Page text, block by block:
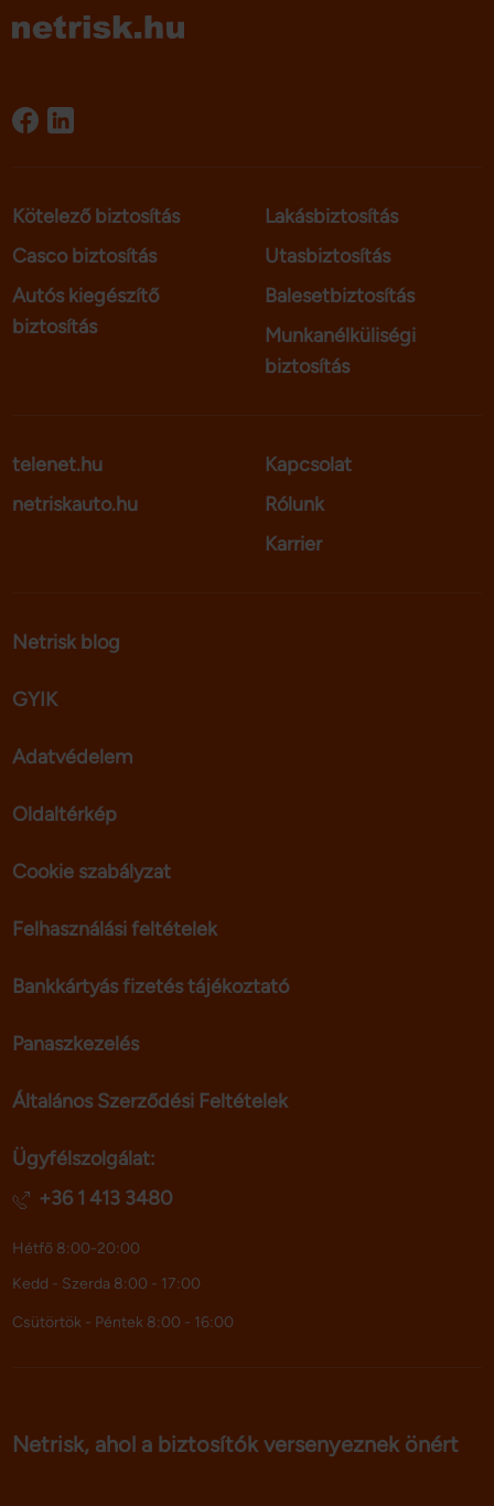
Kötelező biztosítás
Casco biztosítás
Autós kiegészítő
biztosítás
Lakásbiztosítás
Utasbiztosítás
Balesetbiztosítás
Munkanélküliségi
biztosítás
telenet.hu
netriskauto.hu
Kapcsolat
Rólunk
Karrier
Netrisk blog
GYIK
Adatvédelem
Oldaltérkép
Cookie szabályzat
Felhasználási feltételek
Bankkártyás fizetés tájékoztató
Panaszkezelés
Általános Szerződési Feltételek
Ügyfélszolgálat:
+36 1 413 3480
Hétfő 8:00-20:00
Kedd - Szerda 8:00 - 17:00
Csütörtök - Péntek 8:00 - 16:00
Netrisk, ahol a biztosítók versenyeznek önért